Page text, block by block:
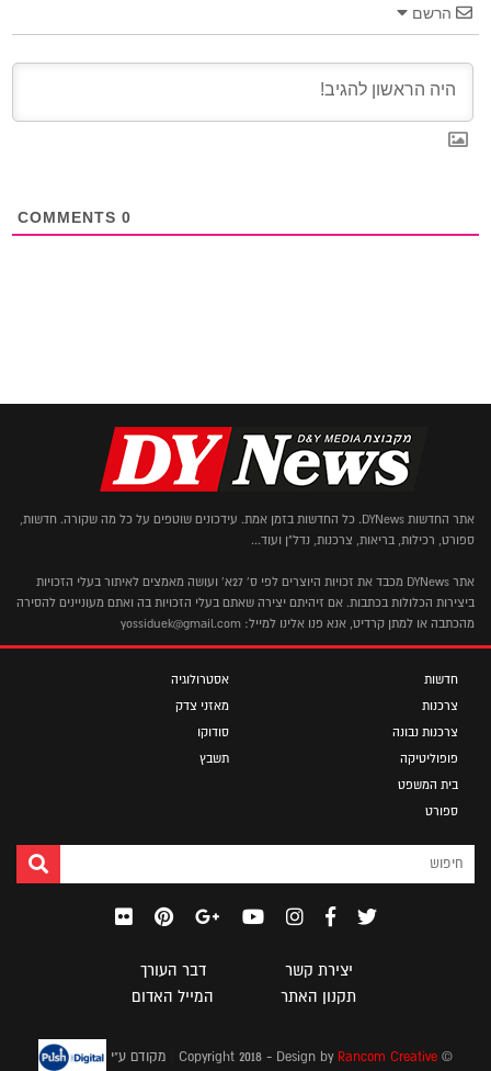
הרשם
0
אתר החדשות DYNews. כל החדשות בזמן אמת. עידכונים שוטפים על כל מה שקורה. חדשות,
ספורט, רכילות, בריאות, צרכנות, נדל"ן ועוד...
אתר DYNews מכבד את זכויות היוצרים לפי ס' 27א' ועושה מאמצים לאיתור בעלי הזכויות
ביצירות הכלולות בכתבות. אם זיהיתם יצירה שאתם בעלי הזכויות בה ואתם מעוניינים להסירה
מהכתבה או למתן קרדיט, אנא פנו אלינו למייל: yossiduek@gmail.com
חדשות
צרכנות
צרכנות נבונה
פופוליטיקה
בית המשפט
ספורט
אסטרולוגיה
מאזני צדק
סודוקו
תשבץ
יצירת קשר
דבר העורך
תקנון האתר
המייל האדום
© Copyright 2018 - Design by
Rancom Creative מקודם ע"י